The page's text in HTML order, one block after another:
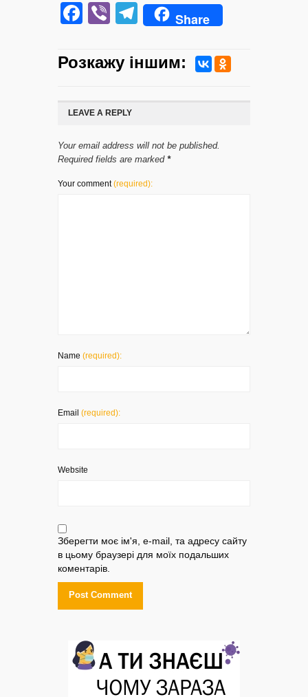
Facebook
ViberTelegram
Share
Розкажу iншим:
LEAVE A REPLY
Your email address will not be published.
Required fields are marked *
Your comment(required):
Name (required):
Email (required):
Website
Зберегти моє ім'я, e-mail, та адресу сайту
в цьому браузері для моїх подальших
коментарів.